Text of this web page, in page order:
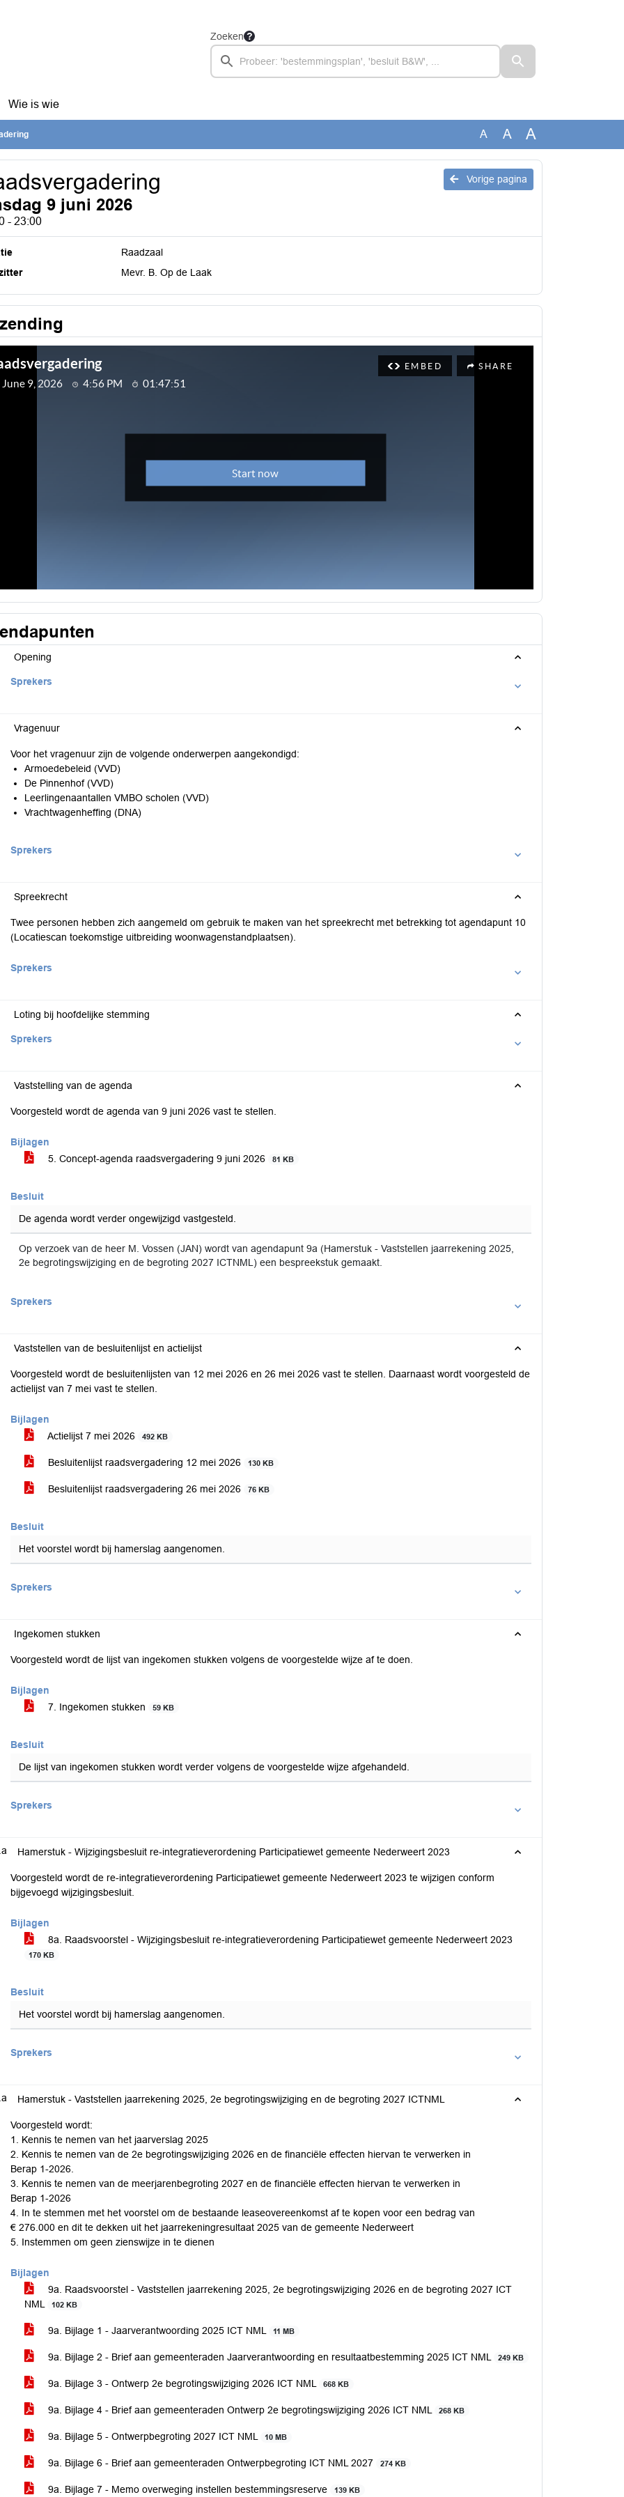
Zoeken
Wie is wie
A A A
Vorige pagina
9 juni 2026
- 23:00
Raadzaal
Mevr. B. Op de Laak
Opening
Sprekers
Vragenuur
Voor het vragenuur zijn de volgende onderwerpen aangekondigd:
Armoedebeleid (VVD)
De Pinnenhof (VVD)
Leerlingenaantallen VMBO scholen (VVD)
Vrachtwagenheffing (DNA)
Sprekers
Spreekrecht
Twee personen hebben zich aangemeld om gebruik te maken van het spreekrecht met betrekking tot agendapunt 10
(Locatiescan toekomstige uitbreiding woonwagenstandplaatsen).
Sprekers
Loting bij hoofdelijke stemming
Sprekers
Vaststelling van de agenda
Voorgesteld wordt de agenda van 9 juni 2026 vast te stellen.
Bijlagen
5. Concept-agenda raadsvergadering 9 juni 2026
81 KB
Besluit
De agenda wordt verder ongewijzigd vastgesteld.
Op verzoek van de heer M. Vossen (JAN) wordt van agendapunt 9a (Hamerstuk - Vaststellen jaarrekening 2025,
2e begrotingswijziging en de begroting 2027 ICTNML) een bespreekstuk gemaakt.
Sprekers
Vaststellen van de besluitenlijst en actielijst
Voorgesteld wordt de besluitenlijsten van 12 mei 2026 en 26 mei 2026 vast te stellen. Daarnaast wordt voorgesteld de
actielijst van 7 mei vast te stellen.
Bijlagen
Actielijst 7 mei 2026
492 KB
Besluitenlijst raadsvergadering 12 mei 2026 130 KB
Besluitenlijst raadsvergadering 26 mei 2026 76 KB
Besluit
Het voorstel wordt bij hamerslag aangenomen.
Sprekers
Ingekomen stukken
Voorgesteld wordt de lijst van ingekomen stukken volgens de voorgestelde wijze af te doen.
Bijlagen
7. Ingekomen stukken
59 KB
Besluit
De lijst van ingekomen stukken wordt verder volgens de voorgestelde wijze afgehandeld.
Sprekers
Hamerstuk - Wijzigingsbesluit re-integratieverordening Participatiewet gemeente Nederweert 2023
Voorgesteld wordt de re-integratieverordening Participatiewet gemeente Nederweert 2023 te wijzigen conform
bijgevoegd wijzigingsbesluit.
Bijlagen
8a. Raadsvoorstel - Wijzigingsbesluit re-integratieverordening Participatiewet gemeente Nederweert 2023
170 KB
Besluit
Het voorstel wordt bij hamerslag aangenomen.
Sprekers
Hamerstuk - Vaststellen jaarrekening 2025, 2e begrotingswijziging en de begroting 2027 ICTNML
Voorgesteld wordt:
1. Kennis te nemen van het jaarverslag 2025
2. Kennis te nemen van de 2e begrotingswijziging 2026 en de financiële effecten hiervan te verwerken in
Berap 1-2026.
3. Kennis te nemen van de meerjarenbegroting 2027 en de financiële effecten hiervan te verwerken in
Berap 1-2026
4. In te stemmen met het voorstel om de bestaande leaseovereenkomst af te kopen voor een bedrag van
€ 276.000 en dit te dekken uit het jaarrekeningresultaat 2025 van de gemeente Nederweert
5. Instemmen om geen zienswijze in te dienen
Bijlagen
9a. Raadsvoorstel - Vaststellen jaarrekening 2025, 2e begrotingswijziging 2026 en de begroting 2027 ICT
NML
102 KB
9a. Bijlage 1 - Jaarverantwoording 2025 ICT NML 11 MB
9a. Bijlage 2 - Brief aan gemeenteraden Jaarverantwoording en resultaatbestemming 2025 ICT NML 249 KB
9a. Bijlage 3 - Ontwerp 2e begrotingswijziging 2026 ICT NML 668 KB
9a. Bijlage 4 - Brief aan gemeenteraden Ontwerp 2e begrotingswijziging 2026 ICT NML 268 KB
9a. Bijlage 5 - Ontwerpbegroting 2027 ICT NML 10 MB
9a. Bijlage 6 - Brief aan gemeenteraden Ontwerpbegroting ICT NML 2027 274 KB
9a. Bijlage 7 - Memo overweging instellen bestemmingsreserve 139 KB